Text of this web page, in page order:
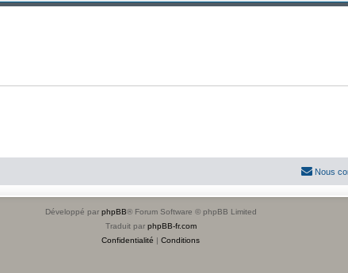
Nous
Développé par phpBB® Forum Software © phpBB Limited
Traduit par phpBB-fr.com
Confidentialité | Conditions